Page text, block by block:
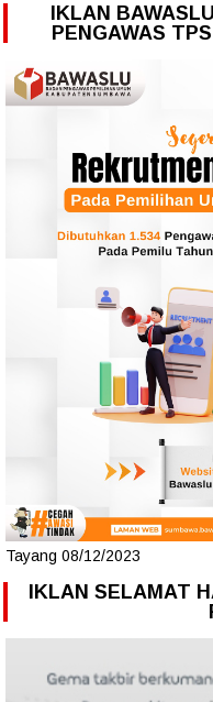
IKLAN
PENGAWAS
Tayang 08/12/2023
IKLAN SELAMAT